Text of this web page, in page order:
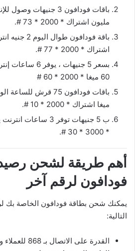
مليون اشتراك * 2000 * 73 #.
اشتراك * 2000 * 77 #.
بسعر 5 جنيهات ،
60 ميغا * 2000 * 60 #
ميغا اشتراك * 2000 * 10 #.
* 3000 * 30 #.
أهم طريقة لشحن
فودافون لرقم آخر
يمكنك شحن بطاقة فودافون الخاصة بك
التالية:
القدرة على